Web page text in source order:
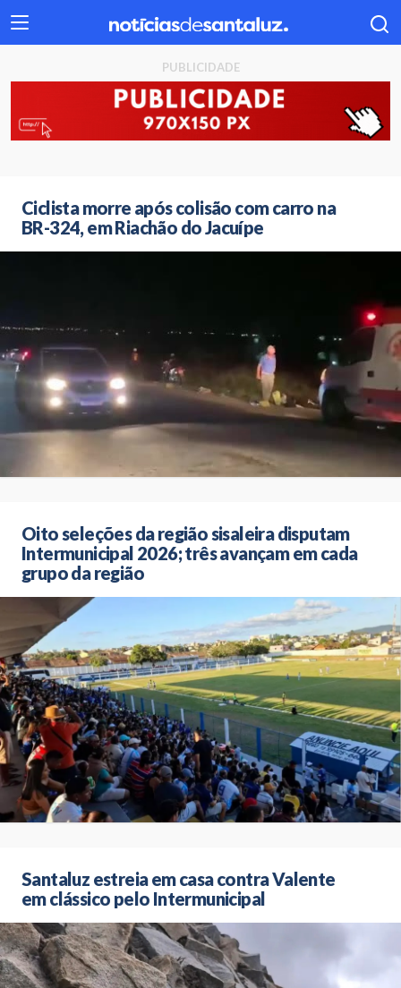
404
Ciclista morre após colisão com carro na
BR-324, em Riachão do Jacuípe
Oito seleções da região sisaleira disputam
Intermunicipal 2026; três avançam em cada
grupo da região
Santaluz estreia em casa contra Valente
em clássico pelo Intermunicipal